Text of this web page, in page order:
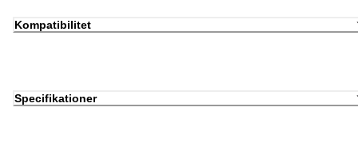
Kompatibilitet
Specifikationer